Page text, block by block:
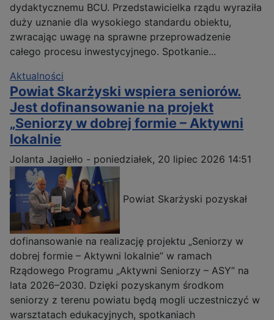
dydaktycznemu BCU. Przedstawicielka rządu wyraziła
duży uznanie dla wysokiego standardu obiektu,
zwracając uwagę na sprawne przeprowadzenie
całego procesu inwestycyjnego. Spotkanie...
Aktualności
Powiat Skarżyski wspiera seniorów.
Jest dofinansowanie na projekt
„Seniorzy w dobrej formie – Aktywni
lokalnie
Jolanta Jagiełło - poniedziałek, 20 lipiec 2026 14:51
Powiat Skarżyski pozyskał
dofinansowanie na realizację projektu „Seniorzy w
dobrej formie – Aktywni lokalnie” w ramach
Rządowego Programu „Aktywni Seniorzy – ASY” na
lata 2026–2030. Dzięki pozyskanym środkom
seniorzy z terenu powiatu będą mogli uczestniczyć w
warsztatach edukacyjnych, spotkaniach